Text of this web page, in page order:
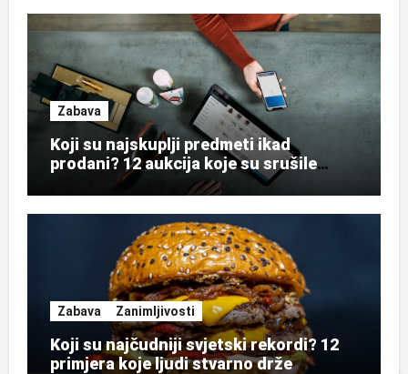
Zabava
Koji su najskuplji predmeti ikad
prodani? 12 aukcija koje su srušile
Zabava Zanimljivosti
Koji su najčudniji svjetski rekordi? 12
primjera koje ljudi stvarno drže